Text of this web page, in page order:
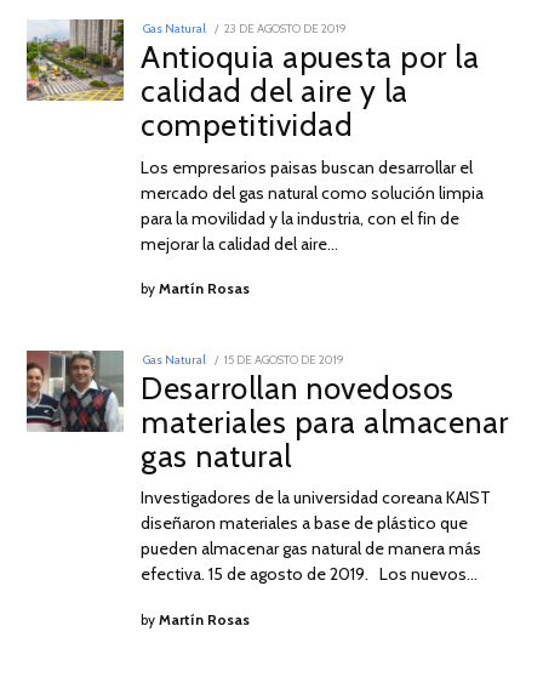
Gas Natural
POSTED
23 DE AGOSTO DE 2019
AGOSTO
DE
2019
Antioquia apuesta por la
calidad del aire y la
competitividad
Los empresarios paisas buscan desarrollar el
mercado del gas natural como solución limpia
para la movilidad y la industria, con el fin de
mejorar la calidad del aire…
byMartín Rosas
Gas Natural
POSTED
15 DE AGOSTO DE 2019
AGOSTO
DE
2019
Desarrollan novedosos
materiales para almacenar
gas natural
Investigadores de la universidad coreana KAIST
diseñaron materiales a base de plástico que
pueden almacenar gas natural de manera más
efectiva. 15 de agosto de 2019. Los nuevos…
byMartín Rosas